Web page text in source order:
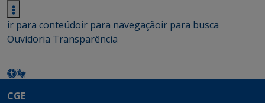
ir para conteúdoir para navegaçãoir para busca
Ouvidoria Transparência
CGE